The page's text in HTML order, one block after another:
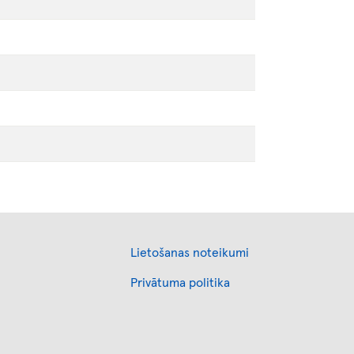
Lietošanas noteikumi
Privātuma politika